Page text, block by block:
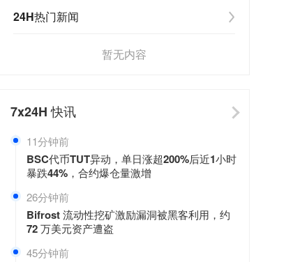
24H热门新闻
暂无内容
7x24H快讯
11分钟前
BSC代币TUT异动，单日涨超200%后近1小时
暴跌44%，合约爆仓量激增
27分钟前
Bifrost 流动性挖矿激励漏洞被黑客利用，约
72 万美元资产遭盗
45分钟前